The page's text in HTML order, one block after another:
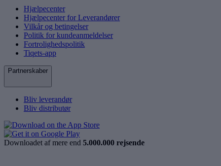
Hjælpecenter
Hjælpecenter for Leverandører
Vilkår og betingelser
Politik for kundeanmeldelser
Fortrolighedspolitik
Tiqets-app
Partnerskaber
Bliv leverandør
Bliv distributør
Downloadet af mere end 5.000.000 rejsende